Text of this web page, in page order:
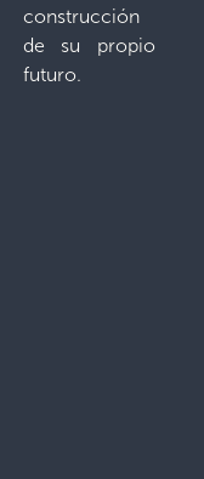
construcción
de su propio
futuro.